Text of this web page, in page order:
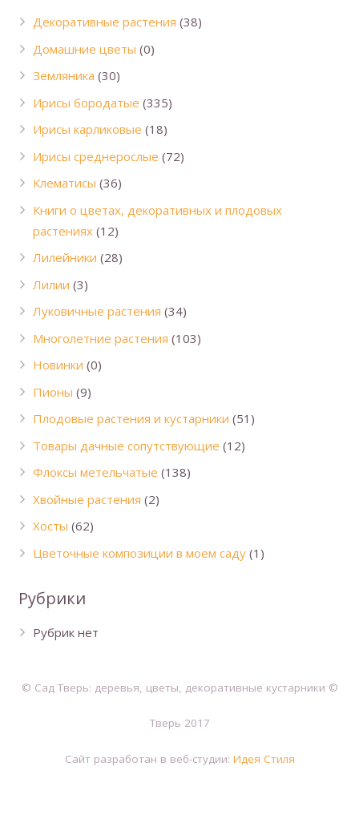
Декоративные растения (38)
Домашние цветы (0)
Земляника (30)
Ирисы бородатые (335)
Ирисы карликовые (18)
Ирисы среднерослые (72)
Клематисы (36)
Книги о цветах, декоративных и плодовых
растениях (12)
Лилейники (28)
Лилии (3)
Луковичные растения (34)
Многолетние растения (103)
Новинки (0)
Пионы (9)
Плодовые растения и кустарники (51)
Товары дачные сопутствующие (12)
Флоксы метельчатые (138)
Хвойные растения (2)
Хосты (62)
Цветочные композиции в моем саду (1)
Рубрики
Рубрик нет
© Сад Тверь: деревья, цветы, декоративные кустарники ©
Тверь 2017
Сайт разработан в веб-студии: Идея Стиля